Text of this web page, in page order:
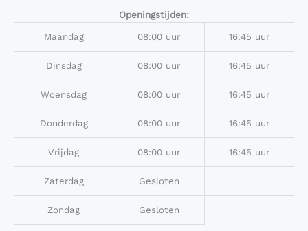
Openingstijden:
Maandag 08:00 uur 16:45 uur
Dinsdag 08:00 uur 16:45 uur
Woensdag 08:00 uur 16:45 uur
Donderdag 08:00 uur 16:45 uur
Vrijdag 08:00 uur 16:45 uur
Zaterdag Gesloten
Zondag Gesloten